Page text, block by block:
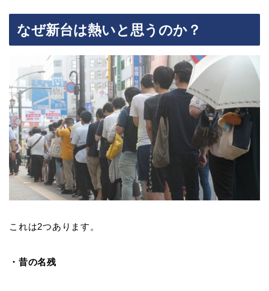
なぜ新台は熱いと思うのか？
これは2つあります。
・昔の名残